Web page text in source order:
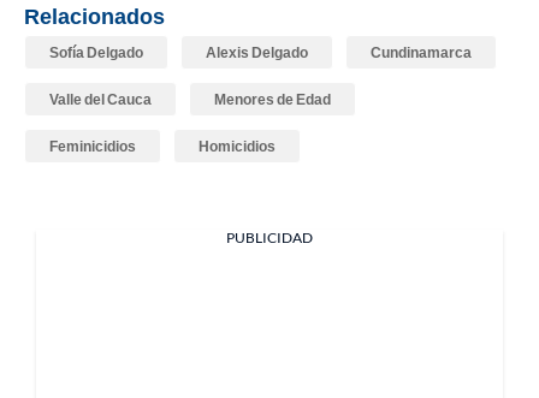
Relacionados
Sofía Delgado Alexis Delgado Cundinamarca
Valle del Cauca Menores de Edad
Feminicidios Homicidios
PUBLICIDAD